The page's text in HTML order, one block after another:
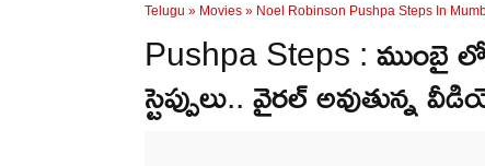
Telugu » Movies » Noel Robinson Pushpa Steps In
Pushpa Steps : ముంబై
స్టెప్పులు.. వైరల్ అవుతున్న